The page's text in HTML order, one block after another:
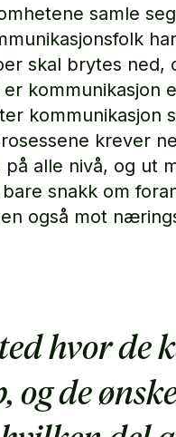
samle
skal brytes ned,
kommunikasjon
kommunikasjon
krever
alle nivå, og ut
snakk om
også mot
hvor de
og de